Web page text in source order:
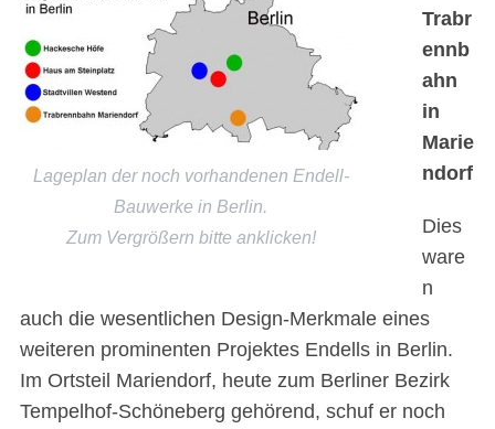
Lageplan der noch vorhandenen Endell-
Bauwerke in Berlin.
Zum Vergrößern bitte anklicken!
Trabr
ennb
ahn
in
Marie
ndorf
Dies
ware
n
auch die wesentlichen Design-Merkmale eines
weiteren prominenten Projektes Endells in Berlin.
Im Ortsteil Mariendorf, heute zum Berliner Bezirk
Tempelhof-Schöneberg gehörend, schuf er noch